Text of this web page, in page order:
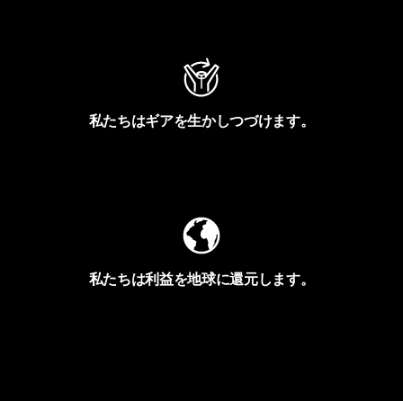
私たちはギアを生かしつづけます。
私たちは利益を地球に還元します。